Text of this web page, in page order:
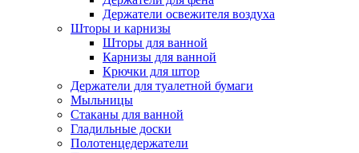
Держатели освежителя воздуха
Шторы и карнизы
Шторы для ванной
Карнизы для ванной
Крючки для штор
Держатели для туалетной бумаги
Мыльницы
Стаканы для ванной
Гладильные доски
Полотенцедержатели